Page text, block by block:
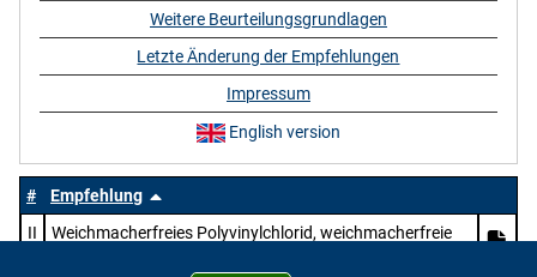
#
Empfehlung
II
Weichmacherfreies Polyvinylchlorid, weichmacherfreie
Weitere Beurteilungsgrundlagen
Letzte Änderung der Empfehlungen
Impressum
English version